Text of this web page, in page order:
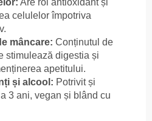
celulelor împotriva
mâncare: Conținutul de
stimulează digestia și
apetitului.
și alcool: Potrivit și
3 ani, vegan și blând cu